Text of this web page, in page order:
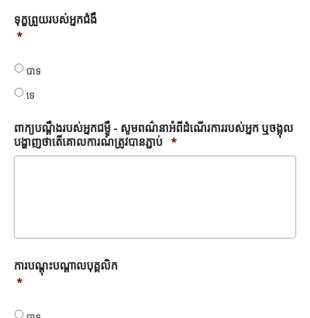
ទុក្ខ
ព្រួយ
ជំងឺ
*
ទុក្ខព្រួយរបស់អ្នកជំងឺ
*
បាទ
ទេ
ពាក្យបណ្តឹងរបស់អ្នកជម្ងឺ - សូមពណ៌នាអំពីដំណើរការរបស់អ្នក ឬចង្អុល
បង្ហាញថាតើគោលការណ៍ត្រូវបានភ្ជាប់ *
ការ
បណ្តុះ
ការបណ្តុះបណ្តាលបុគ្គលិក
*